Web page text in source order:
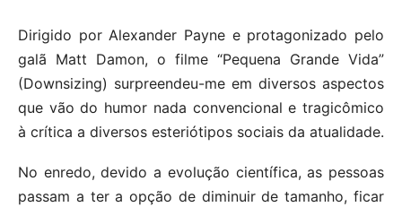
Dirigido por Alexander Payne e protagonizado pelo
galã Matt Damon, o filme “Pequena Grande Vida”
(Downsizing) surpreendeu-me em diversos aspectos
que vão do humor nada convencional e tragicômico
à crítica a diversos esteriótipos sociais da atualidade.
No enredo, devido a evolução científica, as pessoas
passam a ter a opção de diminuir de tamanho, ficar